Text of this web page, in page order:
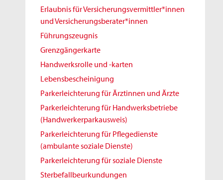
Erlaubnis für Versicherungsvermittler*innen
und Versicherungsberater*innen
Führungszeugnis
Grenzgängerkarte
Handwerksrolle und -karten
Lebensbescheinigung
Parkerleichterung für Ärztinnen und Ärzte
Parkerleichterung für Handwerksbetriebe
(Handwerkerparkausweis)
Parkerleichterung für Pflegedienste
(ambulante soziale Dienste)
Parkerleichterung für soziale Dienste
Sterbefallbeurkundungen